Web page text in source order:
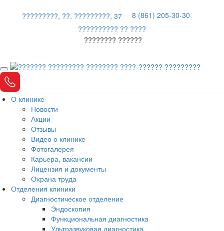
?????????, ??. ?????????, 37
8 (861) 205-30-30
?????????? ?? ????
???????? ??????
О клинике
Новости
Акции
Отзывы
Видео о клинике
Фотогалерея
Карьера, вакансии
Лицензия и документы
Охрана труда
Отделения клиники
Диагностическое отделение
Эндоскопия
Функциональная диагностика
Ультразвуковая диагностика